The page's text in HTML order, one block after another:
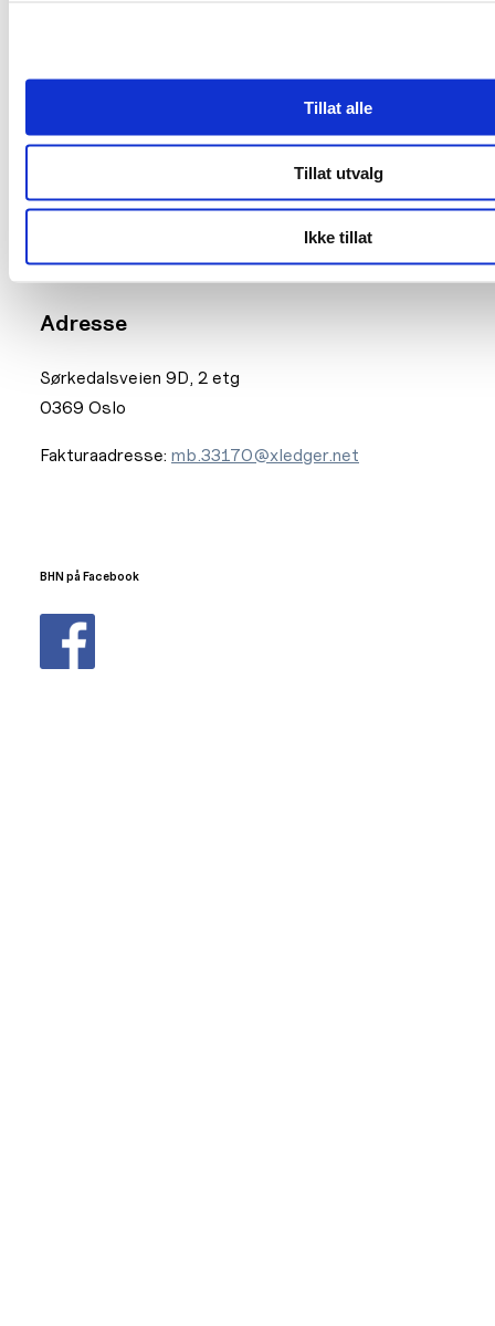
Tillat alle
Tillat utvalg
Ikke tillat
Kontakt oss
Telefon tel: 414 64 146
Adresse
Sørkedalsveien 9D, 2 etg
0369 Oslo
Fakturaadresse: mb.33170@xledger.net
BHN på Facebook